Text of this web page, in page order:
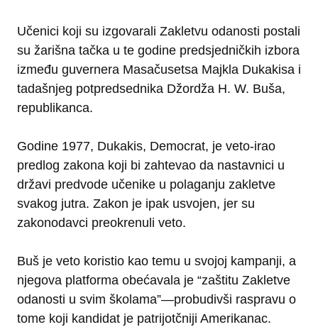
Učenici koji su izgovarali Zakletvu odanosti postali
su žarišna tačka u te godine predsjedničkih izbora
između guvernera Masačusetsa Majkla Dukakisa i
tadašnjeg potpredsednika Džordža H. W. Buša,
republikanca.
Godine 1977, Dukakis, Democrat, je veto-irao
predlog zakona koji bi zahtevao da nastavnici u
državi predvode učenike u polaganju zakletve
svakog jutra. Zakon je ipak usvojen, jer su
zakonodavci preokrenuli veto.
Buš je veto koristio kao temu u svojoj kampanji, a
njegova platforma obećavala je “zaštitu Zakletve
odanosti u svim školama”—probudivši raspravu o
tome koji kandidat je patrijotčniji Amerikanac.